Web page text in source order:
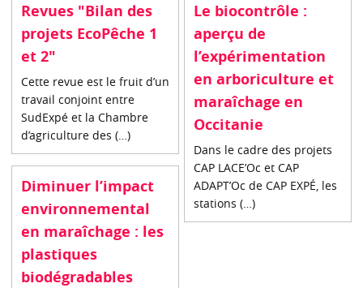
Revues "Bilan des
projets EcoPêche 1
et 2"
Cette revue est le fruit d’un
travail conjoint entre
SudExpé et la Chambre
d’agriculture des (…)
Le biocontrôle :
aperçu de
l’expérimentation
en arboriculture et
maraîchage en
Occitanie
Dans le cadre des projets
CAP LACE’Oc et CAP
ADAPT’Oc de CAP EXPÉ, les
stations (…)
Diminuer l’impact
environnemental
en maraîchage : les
plastiques
biodégradables